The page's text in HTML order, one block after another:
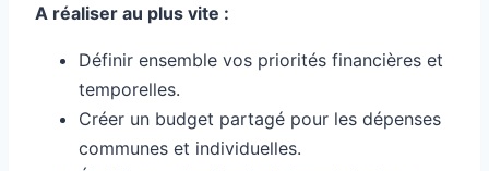
A réaliser au plus vite :
Définir ensemble vos priorités financières et
temporelles.
Créer un budget partagé pour les dépenses
communes et individuelles.